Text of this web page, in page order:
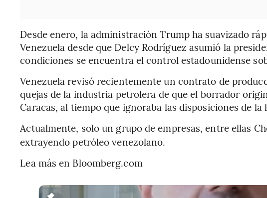
Desde enero, la administración Trump ha suavizado
Venezuela desde que Delcy Rodríguez asumió la
condiciones se encuentra el control estadounidense
Venezuela revisó recientemente un contrato de
quejas de la industria petrolera de que el borrador
Caracas, al tiempo que ignoraba las disposiciones de
Actualmente, solo un grupo de empresas, entre ellas
extrayendo petróleo venezolano.
Lea más en Bloomberg.com